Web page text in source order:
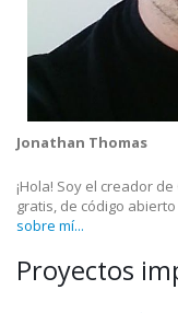
Jonathan Thomas
¡Hola! Soy el creador
gratis, de código
sobre mí...
Proyectos